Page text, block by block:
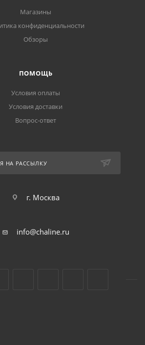
Магазины
конфиденциальности
Обзоры
ПОМОЩЬ
Условия оплаты
Условия доставки
Вопрос-ответ
НА РАССЫЛКУ
г. Москва
info@chaline.ru